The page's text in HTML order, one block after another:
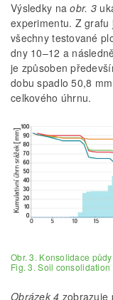
Výsledky naobr. 3
experimentu. Z
všechny testované
dny 10–12 a
je způsoben
dobu spadlo 50,8
celkového úhrnu.
Obr. 3. Konsolidace
Fig. 3. Soil consolidation
Obrázek 4 zobrazuje